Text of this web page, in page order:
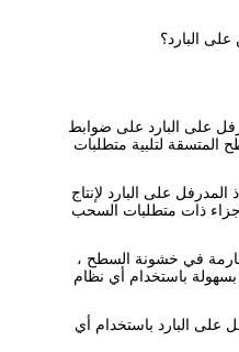
على البارد على ضوابط
المتسقة لتلبية متطلبات
المدرفل على البارد لإنتاج
ذات متطلبات السحب
في خشونة السطح ،
بسهولة باستخدام أي نظام
على البارد باستخدام أي